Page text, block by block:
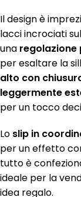
Il design è
lacci incrociati
una regolazione
per esaltare la
alto con
leggermente
per un tocco
Lo slip in
per un effetto
tutto è
ideale per la
idea regalo.